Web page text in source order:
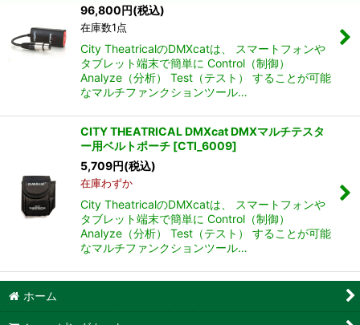
絞り込む
96,800円(税込)
在庫数1点
City TheatricalのDMXcatは、 スマートフォンや
タブレット端末で簡単に Control（制御）
Analyze（分析） Test（テスト） することが可能
なマルチファンクションツール…
CITY THEATRICAL DMXcat DMXマルチテスタ
ー用ベルトポーチ [CTI_6009]
5,709円(税込)
在庫わずか
City TheatricalのDMXcatは、 スマートフォンや
タブレット端末で簡単に Control（制御）
Analyze（分析） Test（テスト） することが可能
なマルチファンクションツール…
ホーム